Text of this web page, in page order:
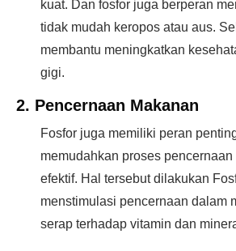
kuat. Dan fosfor juga berperan
tidak mudah keropos atau aus.
membantu meningkatkan
gigi.
2. Pencernaan Makanan
Fosfor juga memiliki peran
memudahkan proses
efektif. Hal tersebut dilakukan
menstimulasi pencernaan dalam
serap terhadap vitamin dan